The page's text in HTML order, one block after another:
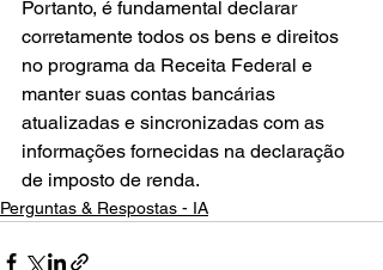
Portanto, é fundamental declarar
corretamente todos os bens e direitos
no programa da Receita Federal e
manter suas contas bancárias
atualizadas e sincronizadas com as
informações fornecidas na declaração
de imposto de renda.
Perguntas & Respostas - IA